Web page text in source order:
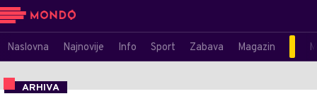
Naslovna Najnovije Info Sport Zabava Magazin
ARHIVA